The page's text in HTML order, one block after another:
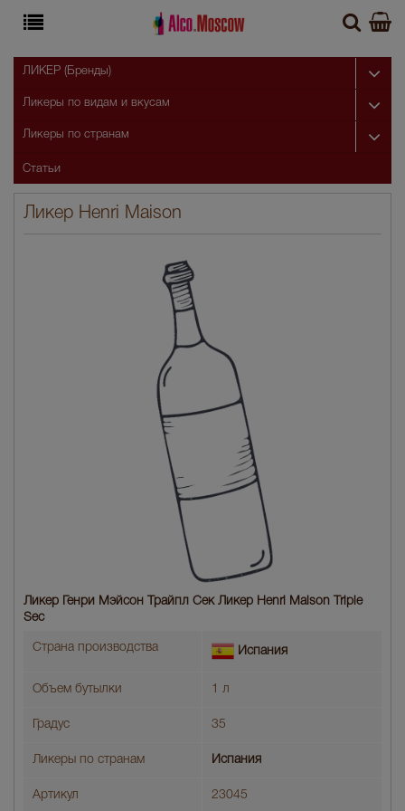
Ликер Henri Maison
Ликер Генри Мэйсон Трайпл Сек Ликер Henri Maison Triple
Sec
Страна производства Испания
Объем бутылки 1 л
Градус 35
Ликеры по странам Испания
Артикул 23045
ЛИКЕР (Бренды)
Ликеры по видам и вкусам
Ликеры по странам
Статьи